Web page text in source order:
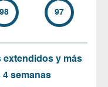
98 97
extendidos y más
semanas